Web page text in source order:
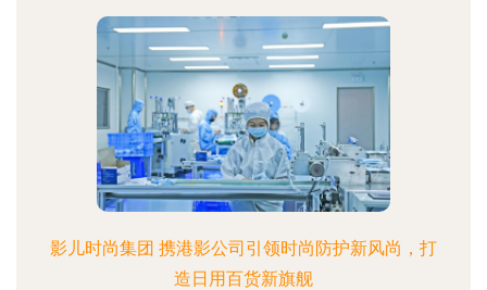
影儿时尚集团 携港影公司引领时尚防护新风尚，打
造日用百货新旗舰